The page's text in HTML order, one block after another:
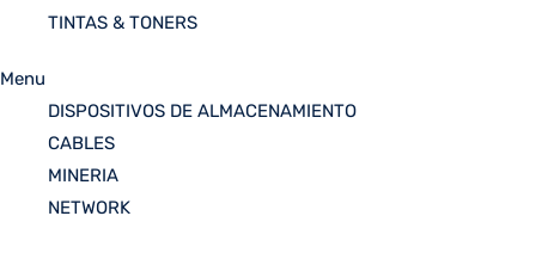
TINTAS & TONERS
Menu
DISPOSITIVOS DE ALMACENAMIENTO
CABLES
MINERIA
NETWORK